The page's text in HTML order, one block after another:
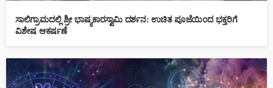
ಸಾಲಿಗ್ರಾಮದಲ್ಲಿ ಶ್ರೀ ಭಾಷ್ಯಕಾರಸ್ವಾಮಿ ದರ್ಶನ: ಉಚಿತ ಪೂಜೆಯಿಂದ ಭಕ್ತರಿಗೆ
ವಿಶೇಷ ಆಕರ್ಷಣೆ